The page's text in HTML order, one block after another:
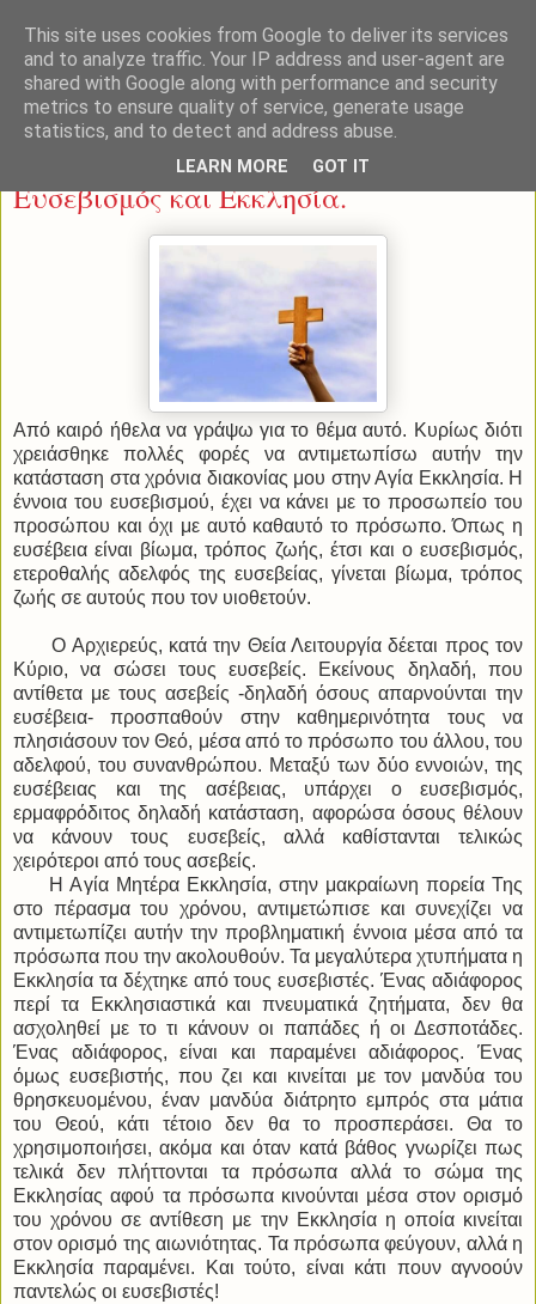
Πέμπτη 12 Ιουνίου 2014
Ευσεβισμός και Εκκλησία.
Από καιρό ήθελα να γράψω για το θέμα αυτό. Κυρίως διότι
χρειάσθηκε πολλές φορές να αντιμετωπίσω αυτήν την
κατάσταση στα χρόνια διακονίας μου στην Αγία Εκκλησία. Η
έννοια του ευσεβισμού, έχει να κάνει με το προσωπείο του
προσώπου και όχι με αυτό καθαυτό το πρόσωπο. Όπως η
ευσέβεια είναι βίωμα, τρόπος ζωής, έτσι και ο ευσεβισμός,
ετεροθαλής αδελφός της ευσεβείας, γίνεται βίωμα, τρόπος
ζωής σε αυτούς που τον υιοθετούν.
Ο Αρχιερεύς, κατά την Θεία Λειτουργία δέεται προς τον
Κύριο, να σώσει τους ευσεβείς. Εκείνους δηλαδή, που
αντίθετα με τους ασεβείς -δηλαδή όσους απαρνούνται την
ευσέβεια- προσπαθούν στην καθημερινότητα τους να
πλησιάσουν τον Θεό, μέσα από το πρόσωπο του άλλου, του
αδελφού, του συνανθρώπου. Μεταξύ των δύο εννοιών, της
ευσέβειας και της ασέβειας, υπάρχει ο ευσεβισμός,
ερμαφρόδιτος δηλαδή κατάσταση, αφορώσα όσους θέλουν
να κάνουν τους ευσεβείς, αλλά καθίστανται τελικώς
χειρότεροι από τους ασεβείς.
Η Αγία Μητέρα Εκκλησία, στην μακραίωνη πορεία Της
στο πέρασμα του χρόνου, αντιμετώπισε και συνεχίζει να
αντιμετωπίζει αυτήν την προβληματική έννοια μέσα από τα
πρόσωπα που την ακολουθούν. Τα μεγαλύτερα χτυπήματα η
Εκκλησία τα δέχτηκε από τους ευσεβιστές. Ένας αδιάφορος
περί τα Εκκλησιαστικά και πνευματικά ζητήματα, δεν θα
ασχοληθεί με το τι κάνουν οι παπάδες ή οι Δεσποτάδες.
Ένας αδιάφορος, είναι και παραμένει αδιάφορος. Ένας
όμως ευσεβιστής, που ζει και κινείται με τον μανδύα του
θρησκευομένου, έναν μανδύα διάτρητο εμπρός στα μάτια
του Θεού, κάτι τέτοιο δεν θα το προσπεράσει. Θα το
χρησιμοποιήσει, ακόμα και όταν κατά βάθος γνωρίζει πως
τελικά δεν πλήττονται τα πρόσωπα αλλά το σώμα της
Εκκλησίας αφού τα πρόσωπα κινούνται μέσα στον ορισμό
του χρόνου σε αντίθεση με την Εκκλησία η οποία κινείται
στον ορισμό της αιωνιότητας. Τα πρόσωπα φεύγουν, αλλά η
Εκκλησία παραμένει. Και τούτο, είναι κάτι πουν αγνοούν
παντελώς οι ευσεβιστές!
This site uses cookies from Google to deliver its services
and to analyze traffic. Your IP address and user-agent are
shared with Google along with performance and security
metrics to ensure quality of service, generate usage
statistics, and to detect and address abuse.
LEARN MORE GOT IT